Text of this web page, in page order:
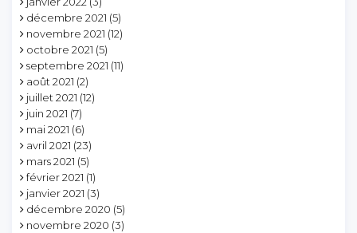
décembre 2021 (5)
novembre 2021 (12)
octobre 2021 (5)
septembre 2021 (11)
août 2021 (2)
juillet 2021 (12)
juin 2021 (7)
mai 2021 (6)
avril 2021 (23)
mars 2021 (5)
février 2021 (1)
janvier 2021 (3)
décembre 2020 (5)
novembre 2020 (3)